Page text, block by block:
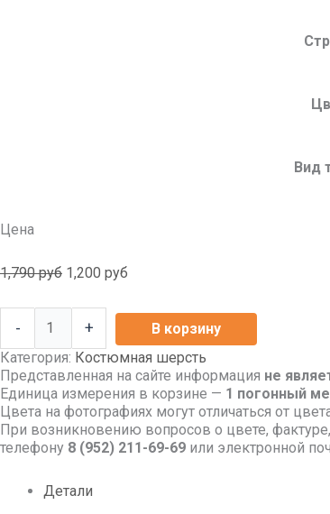
Вид
Цена
1,790руб 1,200 руб
- +
В корзину
Категория: Костюмная шерсть
Представленная на сайте информация не
Единица измерения в корзине — 1 погонный
Цвета на фотографиях могут отличаться от
При возникновению вопросов о цвете,
телефону 8 (952) 211-69-69 или электронной
Детали